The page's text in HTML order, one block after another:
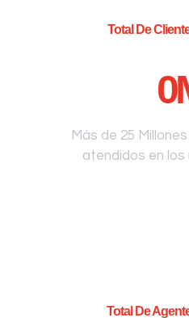
Total De
0
Más de 25
atendidos en los
Total De